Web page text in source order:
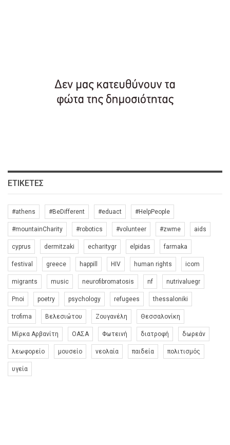
ΕΤΙΚΈΤΕΣ
#athens #BeDifferent #eduact #HelpPeople
#mountainCharity #robotics #volunteer #zwme aids
cyprus dermitzaki echaritygr elpidas farmaka
festival greece happill HIV human rights icom
migrants music neurofibromatosis nf nutrivaluegr
Pnoi poetry psychology refugees thessaloniki
trofima Βελεσιώτου Ζουγανέλη Θεσσαλονίκη
Μίρκα Αρβανίτη ΟΑΣΑ Φωτεινή διατροφή δωρεάν
λεωφορείο μουσείο νεολαία παιδεία πολιτισμός
υγεία